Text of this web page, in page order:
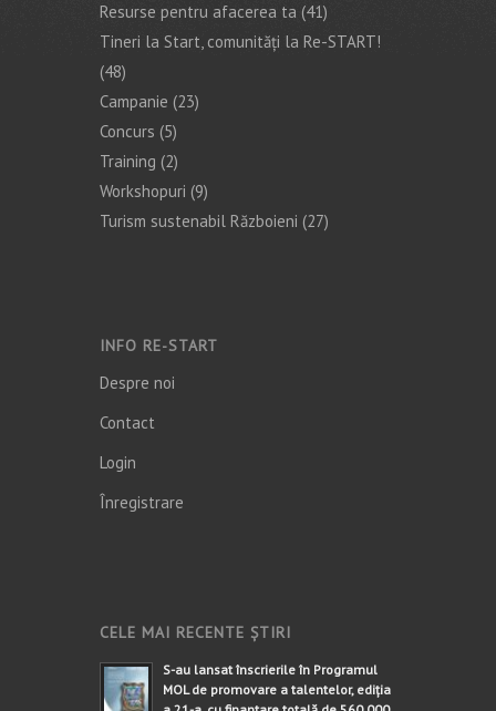
Resurse pentru afacerea ta (41)
Tineri la Start, comunități la Re-START!
(48)
Campanie (23)
Concurs (5)
Training (2)
Workshopuri (9)
Turism sustenabil Războieni (27)
INFO RE-START
Despre noi
Contact
Login
Înregistrare
CELE MAI RECENTE ȘTIRI
S-au lansat înscrierile în Programul
MOL de promovare a talentelor, ediția